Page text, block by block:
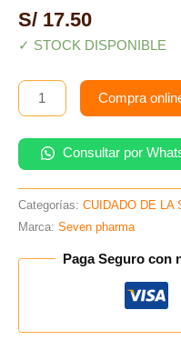
S/ 17.50
✓ STOCK DISPONIBLE
x20und
Compra
Consultar por
Categorías: CUIDADO DE LA
Marca: Seven pharma
Paga Seguro con